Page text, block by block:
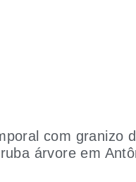
com granizo
árvore em